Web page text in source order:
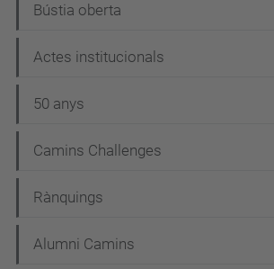
Bústia oberta
Actes institucionals
50 anys
Camins Challenges
Rànquings
Alumni Camins